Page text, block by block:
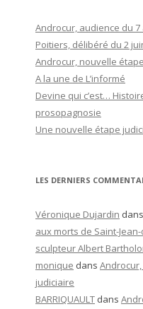
Androcur, audience du 7
Poitiers, délibéré du 2
Androcur, nouvelle
A la une de L’informé
Devine qui c’est…
prosopagnosie
Une nouvelle étape
LES DERNIERS
Véronique Dujardin dans
aux morts de Saint-Jean-
sculpteur Albert
monique dans
judiciaire
BARRIQUAULT dans